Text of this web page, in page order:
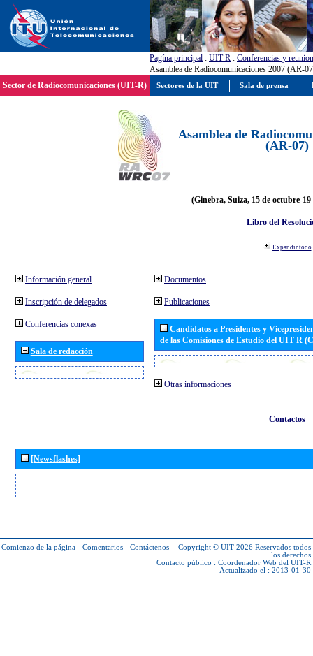
Pagína principal : UIT-R : Conferencias y
Asamblea de Radiocomunicaciones 2007 (AR-
Sector de Radiocomunicaciones (UIT-R)
Asamblea de
(AR-07)
(Ginebra, Suiza, 15 de octubre-19
Libro del
Expandir todo
Información general
Inscripción de delegados
Conferencias conexas
Sala de redacción
Documentos
Publicaciones
Candidatos a Presidentes y
de las Comisiones de Estudio del UIT R
Otras informaciones
Contactos
[Newsflashes]
Comienzo de la página - Comentarios - Contáctenos - Copyright © UIT 2026 Reservados todos
los derechos
Contacto público : Coordenador Web del UIT-R
Actualizado el : 2013-01-30
Sectores de la UIT Sala de prensa